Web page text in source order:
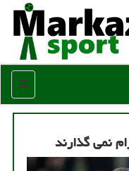
منو
نمی گذارند